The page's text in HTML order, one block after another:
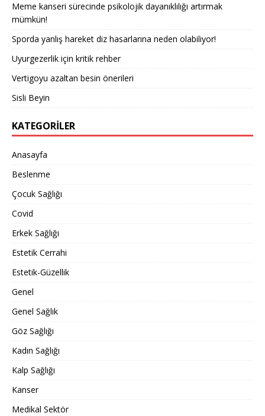
Meme kanseri sürecinde psikolojik dayanıklılığı artırmak
mümkün!
Sporda yanlış hareket diz hasarlarına neden olabiliyor!
Uyurgezerlik için kritik rehber
Vertigoyu azaltan besin önerileri
Sisli Beyin
KATEGORILER
Anasayfa
Beslenme
Çocuk Sağlığı
Covid
Erkek Sağlığı
Estetik Cerrahi
Estetik-Güzellik
Genel
Genel Sağlık
Göz Sağlığı
Kadın Sağlığı
Kalp Sağlığı
Kanser
Medikal Sektör